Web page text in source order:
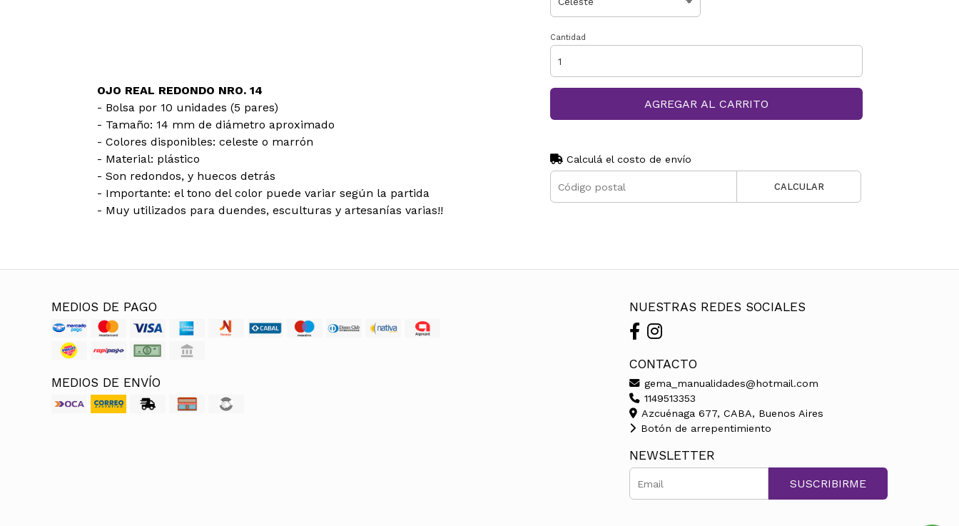
OJO REAL REDONDO NRO. 14
- Bolsa por 10 unidades (5 pares)
- Tamaño: 14 mm de diámetro aproximado
- Colores disponibles: celeste o marrón
- Material: plástico
- Son redondos, y huecos detrás
- Importante: el tono del color puede variar según la partida
- Muy utilizados para duendes, esculturas y artesanías varias!!
Cantidad
AGREGAR AL CARRITO
Calculá el costo de envío
CALCULAR
MEDIOS DE PAGO
MEDIOS DE ENVÍO
NUESTRAS REDES SOCIALES
CONTACTO
gema_manualidades@hotmail.com
1149513353
Azcuénaga 677, CABA, Buenos Aires
Botón de arrepentimiento
NEWSLETTER
SUSCRIBIRME